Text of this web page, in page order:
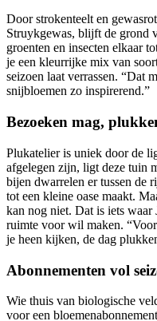
Door strokenteelt en
Struykgewas, blijft de grond
groenten en insecten elkaar
je een kleurrijke mix van
seizoen laat verrassen. “Dat
snijbloemen zo inspirerend.”
Bezoeken mag,
Plukatelier is uniek door de
afgelegen zijn, ligt deze tuin
bijen dwarrelen er tussen de
tot een kleine oase maakt.
kan nog niet. Dat is iets waar
ruimte voor wil maken.
je heen kijken, de dag
Abonnementen vol
Wie thuis van biologische
voor een